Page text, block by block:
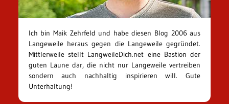
Ich bin Maik Zehrfeld und habe diesen Blog 2006 aus
Langeweile heraus gegen die Langeweile gegründet.
Mittlerweile stellt LangweileDich.net eine Bastion der
guten Laune dar, die nicht nur Langeweile vertreiben
sondern auch nachhaltig inspirieren will. Gute
Unterhaltung!